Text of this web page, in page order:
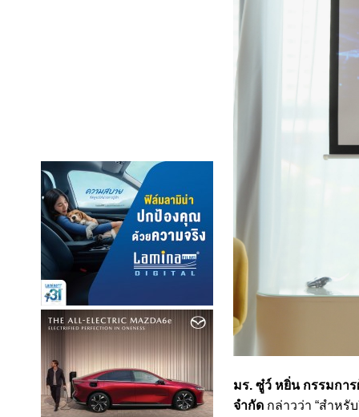
มร. ซู๋ว์ หยิ่น กรรมการ
จำกัด กล่าวว่า “สำหรั